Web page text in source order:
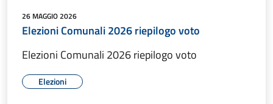
26 MAGGIO 2026
Elezioni Comunali 2026 riepilogo voto
Elezioni Comunali 2026 riepilogo voto
Elezioni